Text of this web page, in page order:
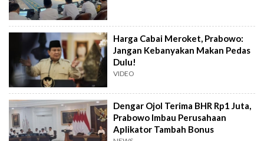
Harga Cabai Meroket, Prabowo:
Jangan Kebanyakan Makan Pedas
Dulu!
VIDEO
Dengar Ojol Terima BHR Rp1 Juta,
Prabowo Imbau Perusahaan
Aplikator Tambah Bonus